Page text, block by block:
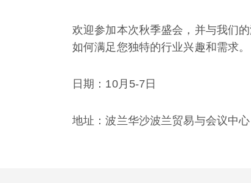
欢迎参加本次秋季盛会，并与我们
如何满足您独特的行业兴趣和需求。
日期：10月5-7日
地址：波兰华沙波兰贸易与会议中